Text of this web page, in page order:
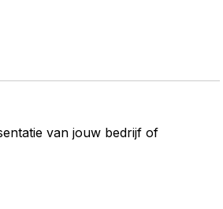
van jouw bedrijf of